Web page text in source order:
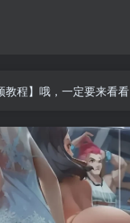
教程】哦，一定要来看看